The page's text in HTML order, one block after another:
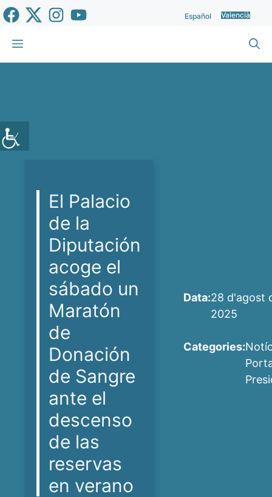
Vés
al
contingut
Español Valencià
Menu
El Palacio
de la
Diputación
acoge el
sábado un
Maratón
de
Donación
de Sangre
ante el
descenso
de las
reservas
en verano
Data:28 d'agost
2025
Categories: